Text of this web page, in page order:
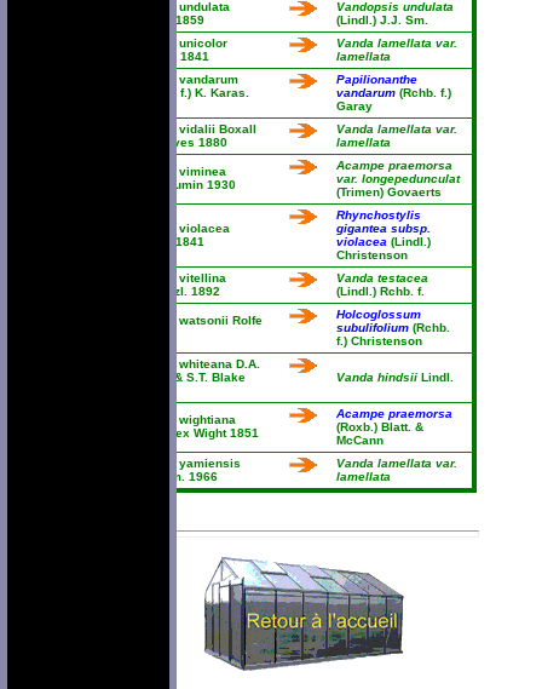
Vanda undulata
Lindl. 1859
Vandopsis undulata
(Lindl.) J.J. Sm.
Vanda unicolor
Steud. 1841
Vanda lamellata var.
lamellata
Vanda vandarum
(Rchb. f.) K. Karas.
Papilionanthe
vandarum (Rchb. f.)
Garay
Vanda vidalii Boxall
ex Náves 1880
Vanda lamellata var.
lamellata
Vanda viminea
Guillaumin 1930
Acampe praemorsa
var. longepedunculat
(Trimen) Govaerts
Vanda violacea
Lindl. 1841
Rhynchostylis
gigantea subsp.
violacea (Lindl.)
Christenson
Vanda vitellina
Kraenzl. 1892
Vanda testacea
(Lindl.) Rchb. f.
Vanda watsonii Rolfe
Holcoglossum
subulifolium (Rchb.
f.) Christenson
Vanda whiteana D.A.
Herb. & S.T. Blake
Vanda hindsii Lindl.
Vanda wightiana
Lindl. ex Wight 1851
Acampe praemorsa
(Roxb.) Blatt. &
McCann
Vanda yamiensis
Masam. 1966
Vanda lamellata var.
lamellata